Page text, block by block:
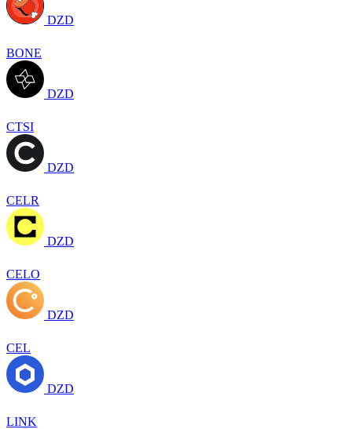
DZD
BONE
DZD
CTSI
DZD
CELR
DZD
CELO
DZD
CEL
DZD
LINK